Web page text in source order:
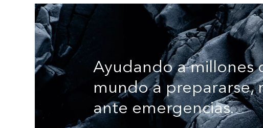
Ayudando a millones
mundo a prepararse,
ante emergencias.